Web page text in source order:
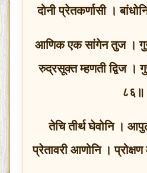
दोनी प्रेतकर्णासी ।
आणिक एक सांगेन तुज ।
रुद्रसूक्त म्हणती द्विज ।
८६॥
तेचि तीर्थ घेवोनि ।
प्रेतावरी आणोनि ।